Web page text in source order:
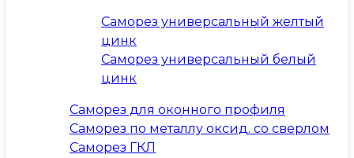
Саморез универсальный желтый
цинк
Саморез универсальный белый
цинк
Саморез для оконного профиля
Саморез по металлу оксид. со сверлом
Саморез ГКЛ